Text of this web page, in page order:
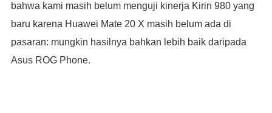
bahwa kami masih belum menguji kinerja Kirin 980 yang
baru karena Huawei Mate 20 X masih belum ada di
pasaran: mungkin hasilnya bahkan lebih baik daripada
Asus ROG Phone.